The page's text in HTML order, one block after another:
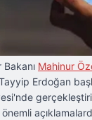
Mahinur
Erdoğan